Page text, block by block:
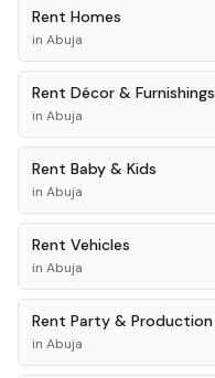
Rent Homes
in Abuja
Rent Décor & Furnishings
in Abuja
Rent Baby & Kids
in Abuja
Rent Vehicles
in Abuja
Rent Party & Production
in Abuja